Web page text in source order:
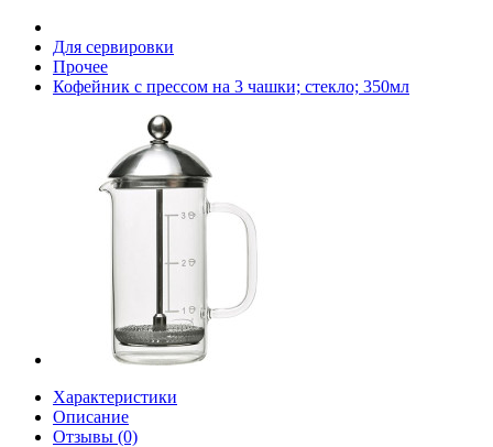
Для сервировки
Прочее
Кофейник с прессом на 3 чашки; стекло; 350мл
Характеристики
Описание
Отзывы (0)